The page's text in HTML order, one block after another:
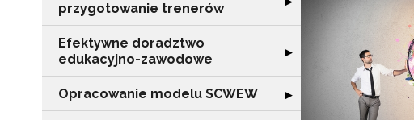
przygotowanie trenerów
Efektywne doradztwo
edukacyjno-zawodowe
Rozwiń sekcję
▶
Opracowanie modelu SCWEW Rozwiń sekcję
▶